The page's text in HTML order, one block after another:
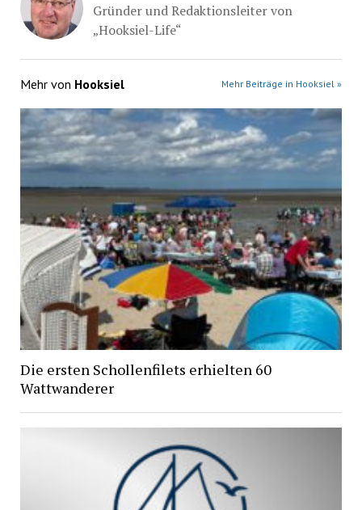
Gründer und Redaktionsleiter von
„Hooksiel-Life“
Mehr von Hooksiel Mehr Beiträge in Hooksiel »
Die ersten Schollenfilets erhielten 60
Wattwanderer